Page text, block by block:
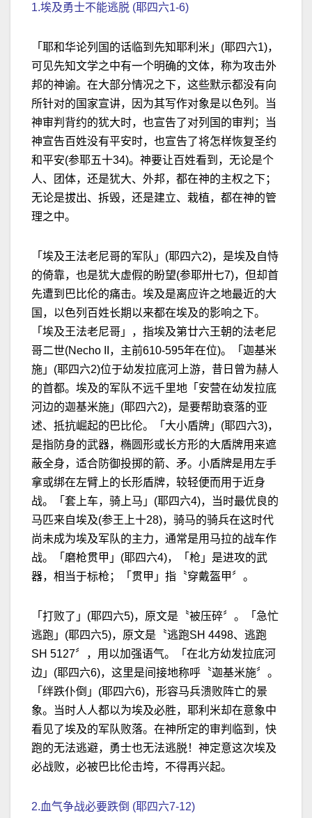
1.埃及勇士不能逃脱 (耶四六1-6)
「耶和华论列国的话临到先知耶利米」(耶四六1)，
可见先知文学之中有一个明确的文体，称为攻击外
邦的神谕。在大部分情况之下，这些默示都没有向
所针对的国家宣讲，因为其写作对象是以色列。当
神审判背约的犹大时，也宣告了对列国的审判；当
神宣告百姓没有平安时，也宣告了将怎样恢复圣约
和平安(参耶五十34)。神要让百姓看到，无论是个
人、团体，还是犹大、外邦，都在神的主权之下；
无论是拔出、拆毁，还是建立、栽植，都在神的管
理之中。
「埃及王法老尼哥的军队」(耶四六2)，是埃及自恃
的倚靠，也是犹大虚假的盼望(参耶卅七7)，但却首
先遭到巴比伦的痛击。埃及是离应许之地最近的大
国，以色列百姓长期以来都在埃及的影响之下。
「埃及王法老尼哥」，指埃及第廿六王朝的法老尼
哥二世(Necho II，主前610-595年在位)。「迦基米
施」(耶四六2)位于幼发拉底河上游，昔日曾为赫人
的首都。埃及的军队不远千里地「安营在幼发拉底
河边的迦基米施」(耶四六2)，是要帮助衰落的亚
述、抵抗崛起的巴比伦。「大小盾牌」(耶四六3)，
是指防身的武器，椭圆形或长方形的大盾牌用来遮
蔽全身，适合防御投掷的箭、矛。小盾牌是用左手
拿或绑在左臂上的长形盾牌，较轻便而用于近身
战。「套上车，骑上马」(耶四六4)，当时最优良的
马匹来自埃及(参王上十28)，骑马的骑兵在这时代
尚未成为埃及军队的主力，通常是用马拉的战车作
战。「磨枪贯甲」(耶四六4)，「枪」是进攻的武
器，相当于标枪；「贯甲」指〝穿戴盔甲〞。
「打败了」(耶四六5)，原文是〝被压碎〞。「急忙
逃跑」(耶四六5)，原文是〝逃跑SH 4498、逃跑
SH 5127〞，用以加强语气。「在北方幼发拉底河
边」(耶四六6)，这里是间接地称呼〝迦基米施〞。
「绊跌仆倒」(耶四六6)，形容马兵溃败阵亡的景
象。当时人人都以为埃及必胜，耶利米却在意象中
看见了埃及的军队败落。在神所定的审判临到，快
跑的无法逃避，勇士也无法逃脱！神定意这次埃及
必战败，必被巴比伦击垮，不得再兴起。
2.血气争战必要跌倒 (耶四六7-12)